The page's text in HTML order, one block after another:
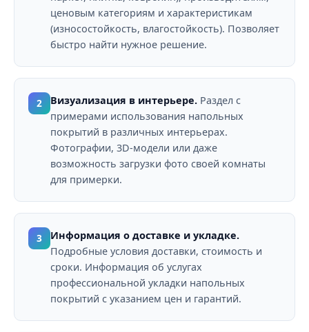
ценовым категориям и характеристикам
(износостойкость, влагостойкость). Позволяет
быстро найти нужное решение.
2 Визуализация в интерьере. Раздел с
примерами использования напольных
покрытий в различных интерьерах.
Фотографии, 3D-модели или даже
возможность загрузки фото своей комнаты
для примерки.
3
Информация о доставке и укладке.
Подробные условия доставки, стоимость и
сроки. Информация об услугах
профессиональной укладки напольных
покрытий с указанием цен и гарантий.